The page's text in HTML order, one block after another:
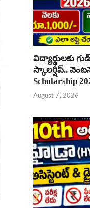
విద్యార్థులకు
స్కాలర్షిప్..
Scholarship
August 7, 2026